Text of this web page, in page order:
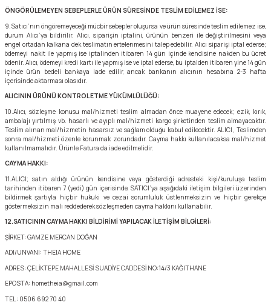
ÖNGÖRÜLEMEYEN SEBEPLERLE ÜRÜN SÜRESİNDE TESLİM EDİLEMEZ İSE:
9.Satıcı’nın öngöremeyeceği mücbir sebepler oluşursa ve ürün süresinde teslim edilemez ise,
durum Alıcı’ya bildirilir. Alıcı, siparişin iptalini, ürünün benzeri ile değiştirilmesini veya
engel ortadan kalkana dek teslimatın ertelenmesini talep edebilir. Alıcı siparişi iptal ederse;
ödemeyi nakit ile yapmış ise iptalinden itibaren 14 gün içinde kendisine nakden bu ücret
ödenir. Alıcı, ödemeyi kredi kartı ile yapmış ise ve iptal ederse, bu iptalden itibaren yine 14 gün
içinde ürün bedeli bankaya iade edilir, ancak bankanın alıcının hesabına 2-3 hafta
içerisinde aktarması olasıdır.
ALICININ ÜRÜNÜ KONTROL ETME YÜKÜMLÜLÜĞÜ:
10.Alıcı, sözleşme konusu mal/hizmeti teslim almadan önce muayene edecek; ezik, kırık,
ambalajı yırtılmış vb. hasarlı ve ayıplı mal/hizmeti kargo şirketinden teslim almayacaktır.
Teslim alınan mal/hizmetin hasarsız ve sağlam olduğu kabul edilecektir. ALICI , Teslimden
sonra mal/hizmeti özenle korunmak zorundadır. Cayma hakkı kullanılacaksa mal/hizmet
kullanılmamalıdır. Ürünle Fatura da iade edilmelidir.
CAYMA HAKKI:
11.ALICI; satın aldığı ürünün kendisine veya gösterdiği adresteki kişi/kuruluşa teslim
tarihinden itibaren 7 (yedi) gün içerisinde, SATICI’ya aşağıdaki iletişim bilgileri üzerinden
bildirmek şartıyla hiçbir hukuki ve cezai sorumluluk üstlenmeksizin ve hiçbir gerekçe
göstermeksizin malı reddederek sözleşmeden cayma hakkını kullanabilir.
12.SATICININ CAYMA HAKKI BİLDİRİMİ YAPILACAK İLETİŞİM BİLGİLERİ:
ŞİRKET: GAMZE MERCAN DOĞAN
ADI/UNVANI: THEIA HOME
ADRES: ÇELİKTEPE MAHALLESİ SUADİYE CADDESİ NO:14/3 KAĞITHANE
EPOSTA: hometheia@gmail.com
TEL: 0506 692 70 40